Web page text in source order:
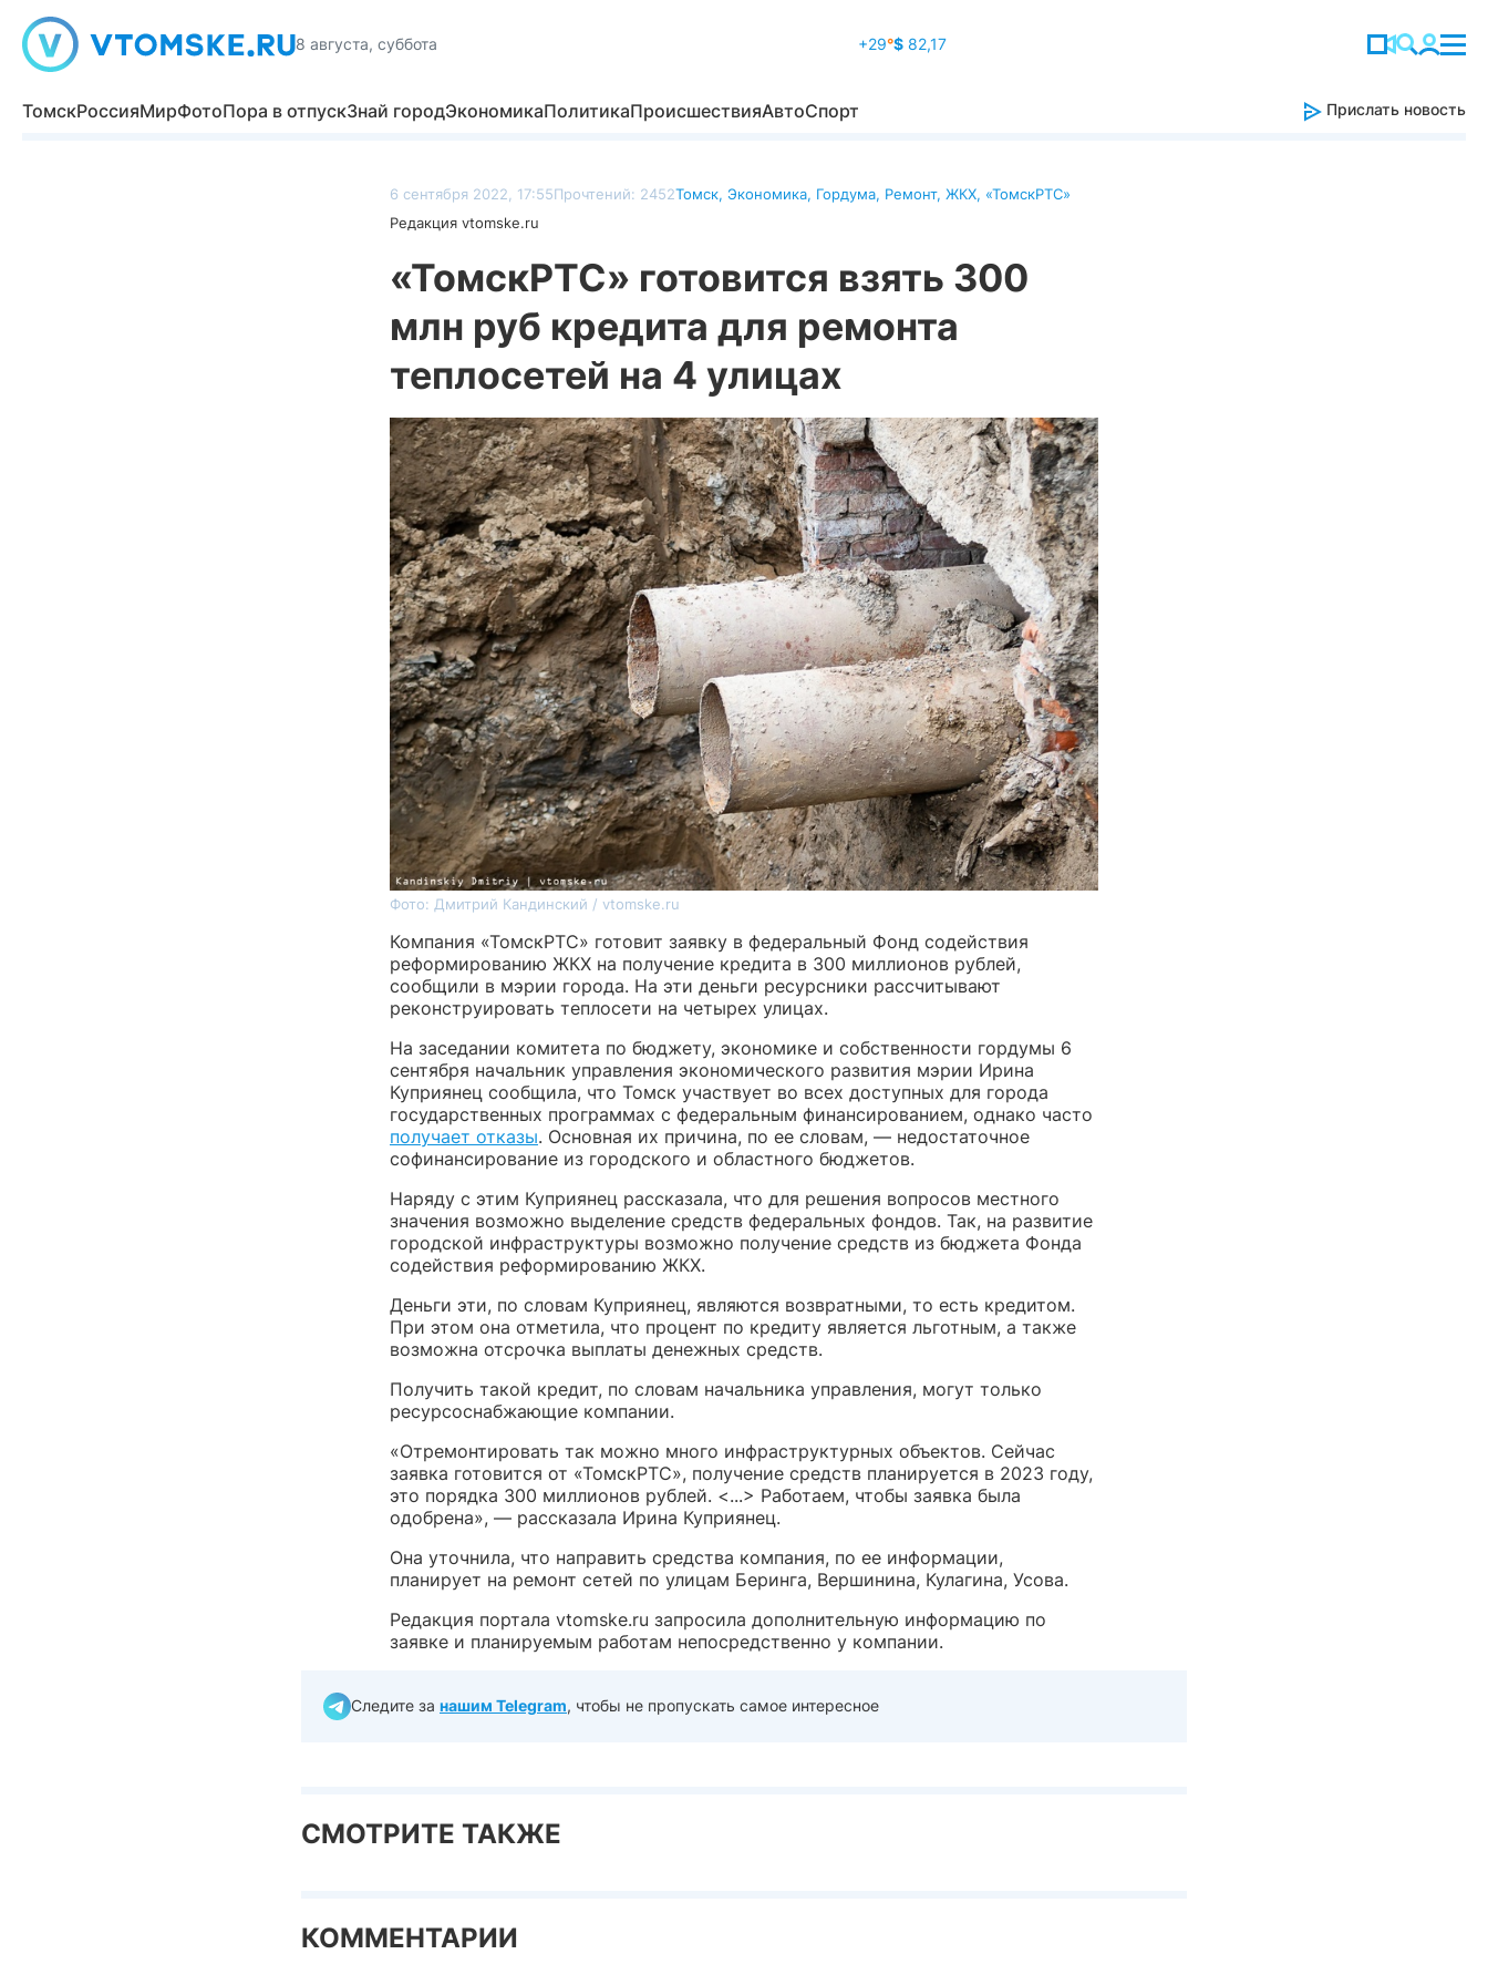
8 августа, суббота +29°$ 82,17
ТомскРоссияМирФотоПора в отпускЗнай городЭкономикаПолитикаПроисшествияАвтоСпорт Прислать новость
6 сентября 2022, 17:55Прочтений: 2452Томск, Экономика, Гордума, Ремонт, ЖКХ, «ТомскРТС»
Редакция vtomske.ru
«ТомскРТС» готовится взять 300
млн руб кредита для ремонта
теплосетей на 4 улицах
Фото: Дмитрий Кандинский / vtomske.ru
Компания «ТомскРТС» готовит заявку в федеральный Фонд содействия
реформированию ЖКХ на получение кредита в 300 миллионов рублей,
сообщили в мэрии города. На эти деньги ресурсники рассчитывают
реконструировать теплосети на четырех улицах.
На заседании комитета по бюджету, экономике и собственности гордумы 6
сентября начальник управления экономического развития мэрии Ирина
Куприянец сообщила, что Томск участвует во всех доступных для города
государственных программах с федеральным финансированием, однако часто
получает отказы. Основная их причина, по ее словам, — недостаточное
софинансирование из городского и областного бюджетов.
Наряду с этим Куприянец рассказала, что для решения вопросов местного
значения возможно выделение средств федеральных фондов. Так, на развитие
городской инфраструктуры возможно получение средств из бюджета Фонда
содействия реформированию ЖКХ.
Деньги эти, по словам Куприянец, являются возвратными, то есть кредитом.
При этом она отметила, что процент по кредиту является льготным, а также
возможна отсрочка выплаты денежных средств.
Получить такой кредит, по словам начальника управления, могут только
ресурсоснабжающие компании.
«Отремонтировать так можно много инфраструктурных объектов. Сейчас
заявка готовится от «ТомскРТС», получение средств планируется в 2023 году,
это порядка 300 миллионов рублей. <...> Работаем, чтобы заявка была
одобрена», — рассказала Ирина Куприянец.
Она уточнила, что направить средства компания, по ее информации,
планирует на ремонт сетей по улицам Беринга, Вершинина, Кулагина, Усова.
Редакция портала vtomske.ru запросила дополнительную информацию по
заявке и планируемым работам непосредственно у компании.
Следите за нашим Telegram, чтобы не пропускать самое интересное
СМОТРИТЕ ТАКЖЕ
КОММЕНТАРИИ